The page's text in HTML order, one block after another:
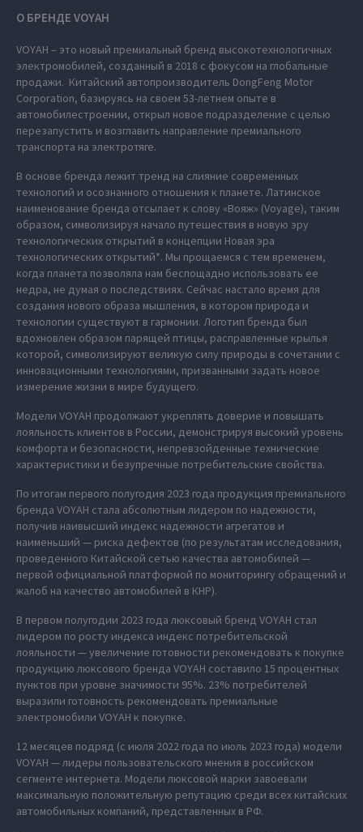
О БРЕНДЕ VOYAH
VOYAH – это новый премиальный бренд высокотехнологичных
электромобилей, созданный в 2018 с фокусом на глобальные
продажи. Китайский автопроизводитель DongFeng Motor
Corporation, базируясь на своем 53-летнем опыте в
автомобилестроении, открыл новое подразделение с целью
перезапустить и возглавить направление премиального
транспорта на электротяге.
В основе бренда лежит тренд на слияние современных
технологий и осознанного отношения к планете. Латинское
наименование бренда отсылает к слову «Вояж» (Voyage), таким
образом, символизируя начало путешествия в новую эру
технологических открытий в концепции Новая эра
технологических открытий*. Мы прощаемся с тем временем,
когда планета позволяла нам беспощадно использовать ее
недра, не думая о последствиях. Сейчас настало время для
создания нового образа мышления, в котором природа и
технологии существуют в гармонии. Логотип бренда был
вдохновлен образом парящей птицы, расправленные крылья
которой, символизируют великую силу природы в сочетании с
инновационными технологиями, призванными задать новое
измерение жизни в мире будущего.
Модели VOYAH продолжают укреплять доверие и повышать
лояльность клиентов в России, демонстрируя высокий уровень
комфорта и безопасности, непревзойденные технические
характеристики и безупречные потребительские свойства.
По итогам первого полугодия 2023 года продукция премиального
бренда VOYAH стала абсолютным лидером по надежности,
получив наивысший индекс надежности агрегатов и
наименьший — риска дефектов (по результатам исследования,
проведенного Китайской сетью качества автомобилей —
первой официальной платформой по мониторингу обращений и
жалоб на качество автомобилей в КНР).
В первом полугодии 2023 года люксовый бренд VOYAH стал
лидером по росту индекса индекс потребительской
лояльности — увеличение готовности рекомендовать к покупке
продукцию люксового бренда VOYAH составило 15 процентных
пунктов при уровне значимости 95%. 23% потребителей
выразили готовность рекомендовать премиальные
электромобили VOYAH к покупке.
12 месяцев подряд (с июля 2022 года по июль 2023 года) модели
VOYAH — лидеры пользовательского мнения в российском
сегменте интернета. Модели люксовой марки завоевали
максимальную положительную репутацию среди всех китайских
автомобильных компаний, представленных в РФ.